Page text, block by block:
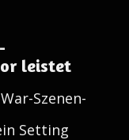
leistet
Szenen-
Setting